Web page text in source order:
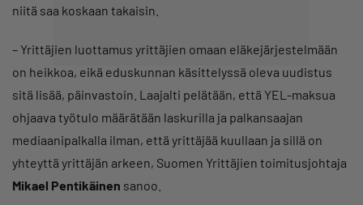
niitä saa koskaan takaisin.
– Yrittäjien luottamus yrittäjien omaan eläkejärjestelmään
on heikkoa, eikä eduskunnan käsittelyssä oleva uudistus
sitä lisää, päinvastoin. Laajalti pelätään, että YEL-maksua
ohjaava työtulo määrätään laskurilla ja palkansaajan
mediaanipalkalla ilman, että yrittäjää kuullaan ja sillä on
yhteyttä yrittäjän arkeen, Suomen Yrittäjien toimitusjohtaja
Mikael Pentikäinen sanoo.